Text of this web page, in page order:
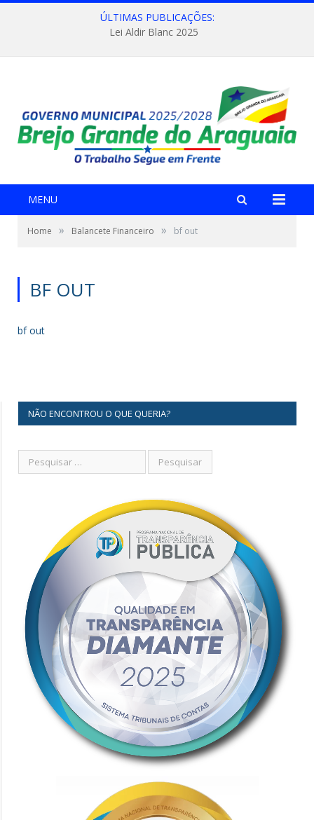
ÚLTIMAS PUBLICAÇÕES:
Lei Aldir Blanc 2025
MENU
Home » Balancete Financeiro » bf out
BF OUT
bf out
NÃO ENCONTROU O QUE QUERIA?